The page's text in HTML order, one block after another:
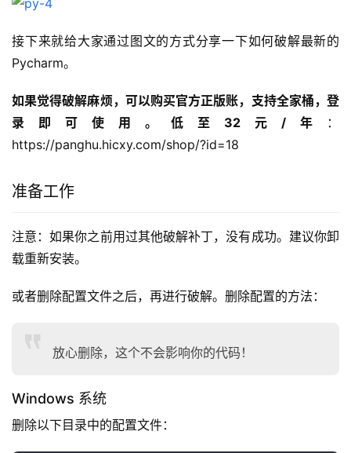
接下来就给大家通过图文的方式分享一下如何破解最新的
Pycharm。
如果觉得破解麻烦，可以购买官方正版账，支持全家桶，登
录即可使用。低至32元/年
：
https://panghu.hicxy.com/shop/?id=18
准备工作
注意：如果你之前用过其他破解补丁，没有成功。建议你卸
载重新安装。
或者删除配置文件之后，再进行破解。删除配置的方法：
放心删除，这个不会影响你的代码！
Windows 系统
删除以下目录中的配置文件：